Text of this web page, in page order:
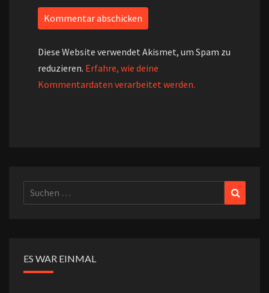
Diese Website verwendet Akismet, um Spam zu
reduzieren. Erfahre, wie deine
Kommentardaten verarbeitet werden.
Suchen
nach:
ES WAR EINMAL